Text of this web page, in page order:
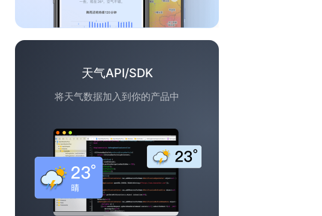
天气API/SDK
将天气数据加入到你的产品中